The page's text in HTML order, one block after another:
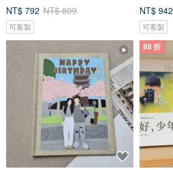
NT$ 792 NT$ 899
可客製
NT$ 942
可客製
88 折